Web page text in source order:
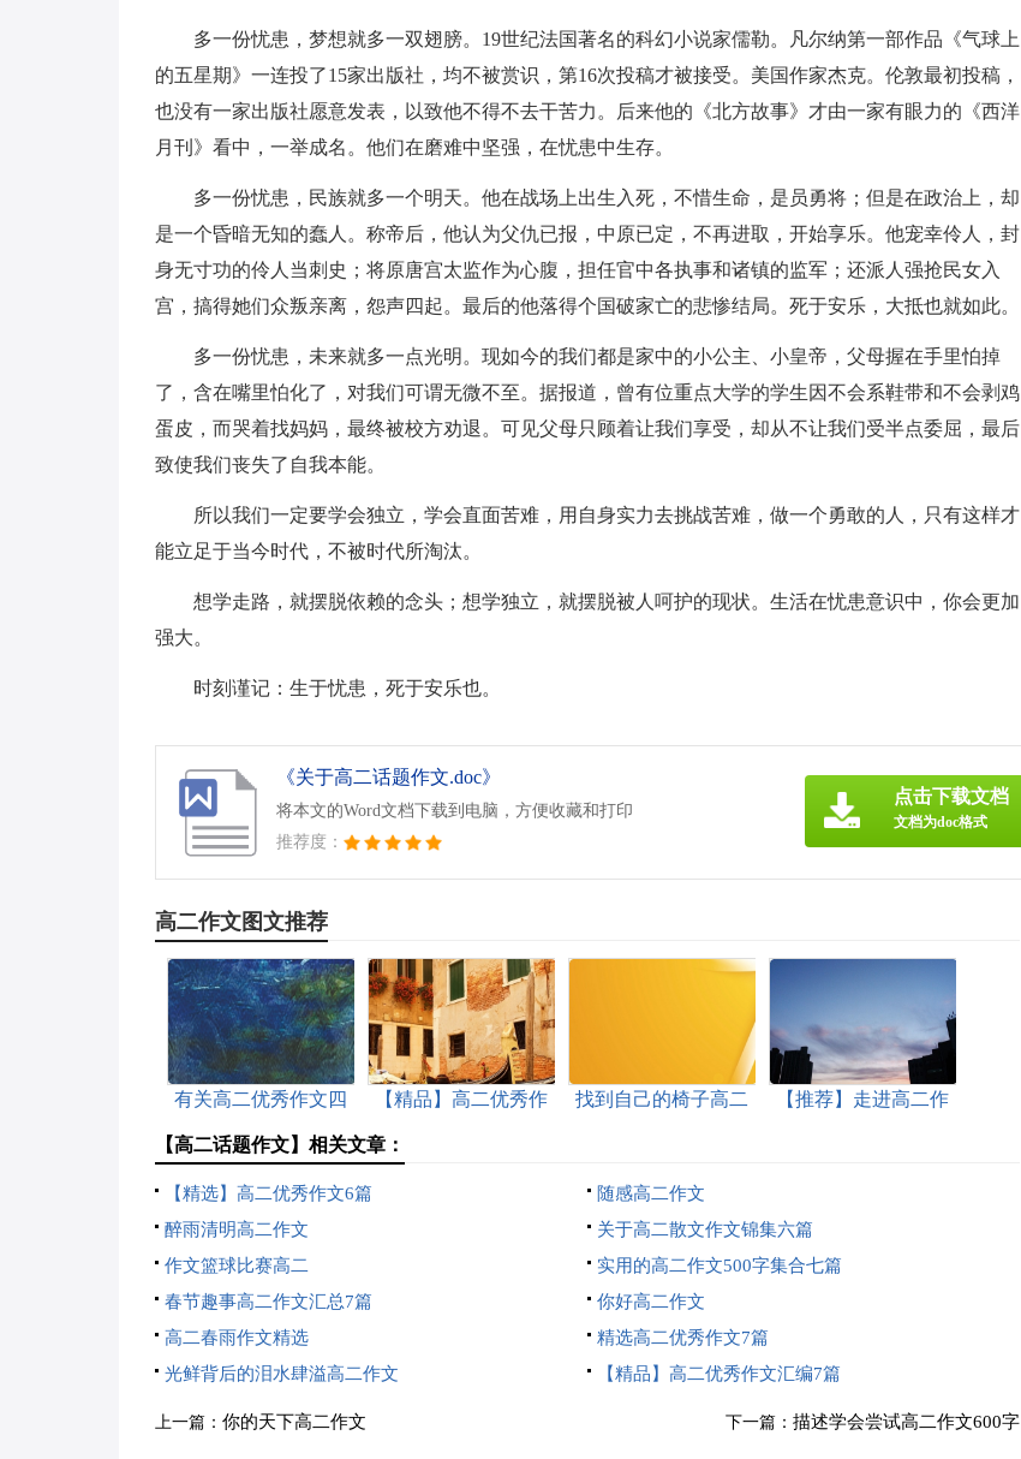
多一份忧患，梦想就多一双翅膀。19世纪法国著名的科幻小说家儒勒。凡尔纳第一部作品《气球上
的五星期》一连投了15家出版社，均不被赏识，第16次投稿才被接受。美国作家杰克。伦敦最初投稿，
也没有一家出版社愿意发表，以致他不得不去干苦力。后来他的《北方故事》才由一家有眼力的《西洋
月刊》看中，一举成名。他们在磨难中坚强，在忧患中生存。
多一份忧患，民族就多一个明天。他在战场上出生入死，不惜生命，是员勇将；但是在政治上，却
是一个昏暗无知的蠢人。称帝后，他认为父仇已报，中原已定，不再进取，开始享乐。他宠幸伶人，封
身无寸功的伶人当刺史；将原唐宫太监作为心腹，担任官中各执事和诸镇的监军；还派人强抢民女入
宫，搞得她们众叛亲离，怨声四起。最后的他落得个国破家亡的悲惨结局。死于安乐，大抵也就如此。
多一份忧患，未来就多一点光明。现如今的我们都是家中的小公主、小皇帝，父母握在手里怕掉
了，含在嘴里怕化了，对我们可谓无微不至。据报道，曾有位重点大学的学生因不会系鞋带和不会剥鸡
蛋皮，而哭着找妈妈，最终被校方劝退。可见父母只顾着让我们享受，却从不让我们受半点委屈，最后
致使我们丧失了自我本能。
所以我们一定要学会独立，学会直面苦难，用自身实力去挑战苦难，做一个勇敢的人，只有这样才
能立足于当今时代，不被时代所淘汰。
想学走路，就摆脱依赖的念头；想学独立，就摆脱被人呵护的现状。生活在忧患意识中，你会更加
强大。
时刻谨记：生于忧患，死于安乐也。
《关于高二话题作文.doc》
将本文的Word文档下载到电脑，方便收藏和打印
推荐度：
点击下载文档
文档为doc格式
高二作文图文推荐
有关高二优秀作文四
【精品】高二优秀作
找到自己的椅子高二
【推荐】走进高二作
【高二话题作文】相关文章：
【精选】高二优秀作文6篇
随感高二作文
醉雨清明高二作文
关于高二散文作文锦集六篇
作文篮球比赛高二
实用的高二作文500字集合七篇
春节趣事高二作文汇总7篇
你好高二作文
高二春雨作文精选
精选高二优秀作文7篇
光鲜背后的泪水肆溢高二作文
【精品】高二优秀作文汇编7篇
上一篇： 你的天下高二作文 下一篇： 描述学会尝试高二作文600字